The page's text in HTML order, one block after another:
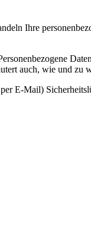
Ihre
auch, wie und zu
E-Mail)